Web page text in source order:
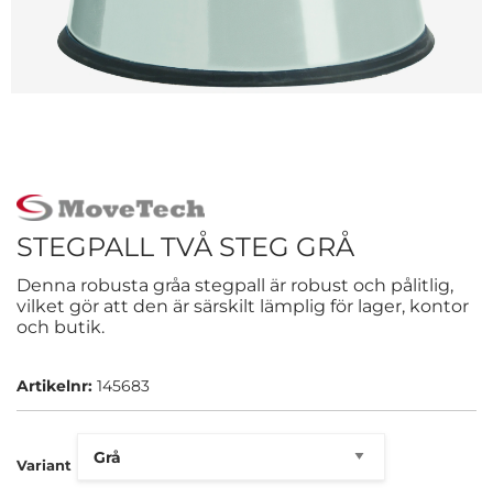
STEGPALL TVÅ STEG GRÅ
Denna robusta gråa stegpall är robust och pålitlig,
vilket gör att den är särskilt lämplig för lager, kontor
och butik.
Artikelnr: 145683
Variant